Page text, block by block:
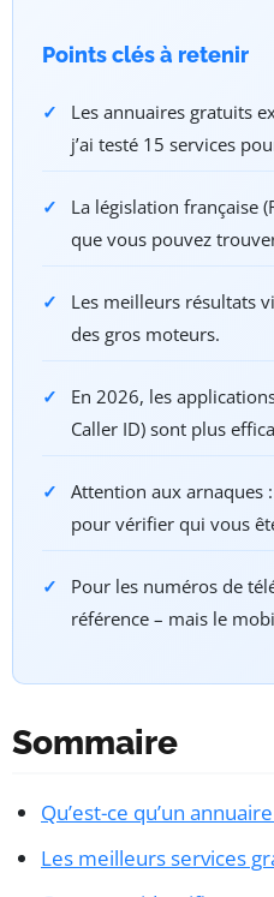
Points clés à retenir
Les annuaires gratuits
j’ai testé 15 services
La législation française
que vous pouvez
Les meilleurs résultats
des gros moteurs.
En 2026, les
Caller ID) sont plus
Attention aux arnaques
pour vérifier qui vous
Pour les numéros de
référence – mais le
Sommaire
Qu’est-ce qu’un
Les meilleurs services